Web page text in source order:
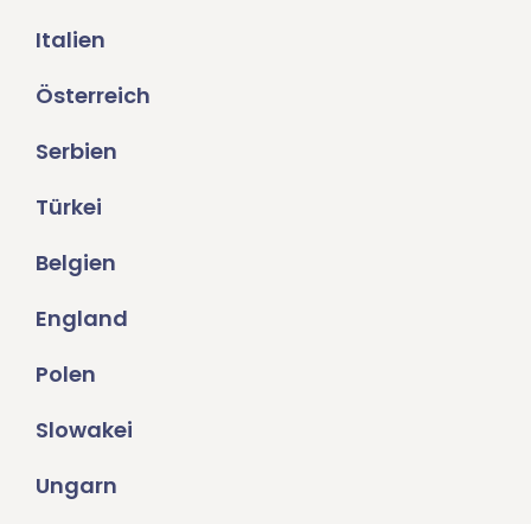
Italien
Österreich
Serbien
Türkei
Belgien
England
Polen
Slowakei
Ungarn